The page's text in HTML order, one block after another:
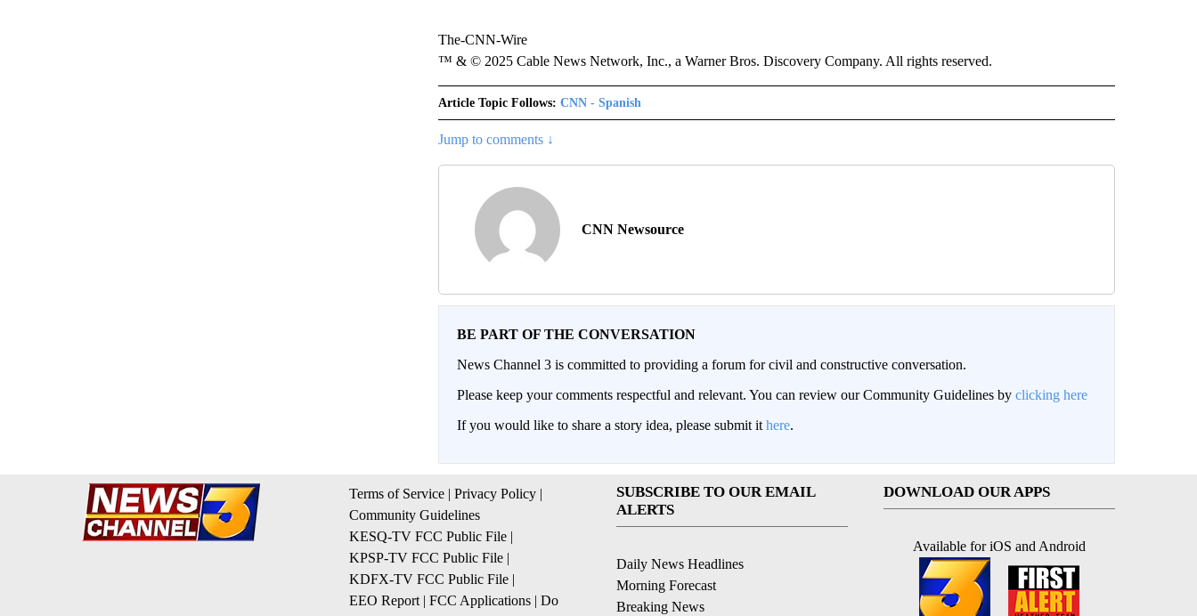
The-CNN-Wire
™ & © 2025 Cable News Network, Inc., a Warner Bros. Discovery Company. All rights reserved.
Article Topic Follows: CNN - Spanish
Jump to comments ↓
CNN Newsource
BE PART OF THE CONVERSATION
News Channel 3 is committed to providing a forum for civil and constructive conversation.
Please keep your comments respectful and relevant. You can review our Community Guidelines by clicking here
If you would like to share a story idea, please submit it here.
Terms of Service | Privacy Policy |
Community Guidelines
KESQ-TV FCC Public File |
KPSP-TV FCC Public File |
KDFX-TV FCC Public File |
EEO Report | FCC Applications | Do
SUBSCRIBE TO OUR EMAIL
ALERTS
Daily News Headlines
Morning Forecast
Breaking News
DOWNLOAD OUR APPS
Available for iOS and Android